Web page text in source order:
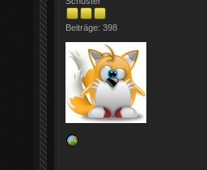
Beiträge: 398